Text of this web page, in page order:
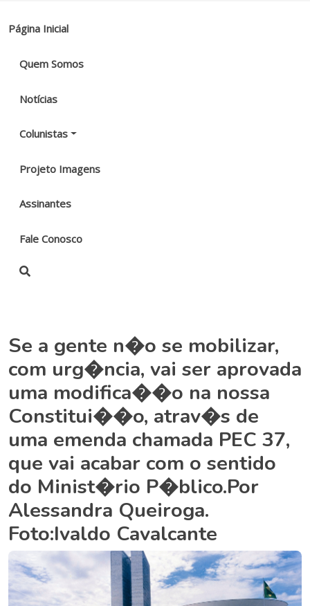
Página Inicial
Quem Somos
Notícias
Colunistas
Projeto Imagens
Assinantes
Fale Conosco
Se a gente n�o se mobilizar,
com urg�ncia, vai ser aprovada
uma modifica��o na nossa
Constitui��o, atrav�s de
uma emenda chamada PEC 37,
que vai acabar com o sentido
do Minist�rio P�blico.Por
Alessandra Queiroga.
Foto:Ivaldo Cavalcante